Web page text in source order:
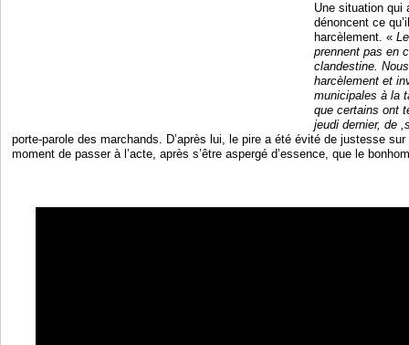
Une situation qui
dénoncent ce
harcèlement. «
prennent pas en
clandestine.
harcèlement et
municipales à la
que certains ont
jeudi dernier, de
porte-parole des marchands. D’après lui, le pire a été évité de justesse
moment de passer à l’acte, après s’être aspergé d’essence, que le